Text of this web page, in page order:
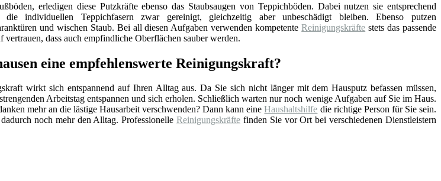
erledigen diese Putzkräfte ebenso das Staubsaugen von Teppichböden. Dabei nutzen sie entsprechend
die individuellen Teppichfasern zwar gereinigt, gleichzeitig aber unbeschädigt bleiben. Ebenso putzen
und wischen Staub. Bei all diesen Aufgaben verwenden kompetenteReinigungskräfte stets das passende
dass auch empfindliche Oberflächen sauber werden.
eine empfehlenswerte Reinigungskraft?
wirkt sich entspannend auf Ihren Alltag aus. Da Sie sich nicht länger mit dem Hausputz befassen müssen,
Arbeitstag entspannen und sich erholen. Schließlich warten nur noch wenige Aufgaben auf Sie im Haus.
mehr an die lästige Hausarbeit verschwenden? Dann kann eineHaushaltshilfe die richtige Person für Sie sein.
noch mehr den Alltag. ProfessionelleReinigungskräfte finden Sie vor Ort bei verschiedenen Dienstleistern